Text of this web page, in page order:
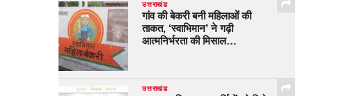
उत्तराखंड
गांव की बेकरी बनी महिलाओं की
ताकत, ‘स्वाभिमान’ ने गढ़ी
आत्मनिर्भरता की मिसाल…
उत्तराखंड